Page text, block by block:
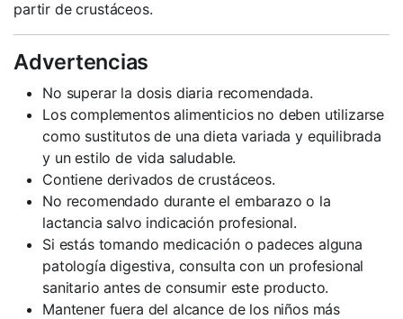
partir de crustáceos.
Advertencias
No superar la dosis diaria recomendada.
Los complementos alimenticios no deben utilizarse
como sustitutos de una dieta variada y equilibrada
y un estilo de vida saludable.
Contiene derivados de crustáceos.
No recomendado durante el embarazo o la
lactancia salvo indicación profesional.
Si estás tomando medicación o padeces alguna
patología digestiva, consulta con un profesional
sanitario antes de consumir este producto.
Mantener fuera del alcance de los niños más